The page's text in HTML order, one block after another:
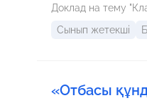
Доклад на тему
Сынып жетекші
«Отбасы